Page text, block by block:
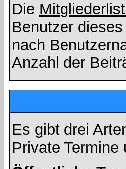
Die
Benutzer
nach
Anzahl der
Es gibt drei
Private Termine